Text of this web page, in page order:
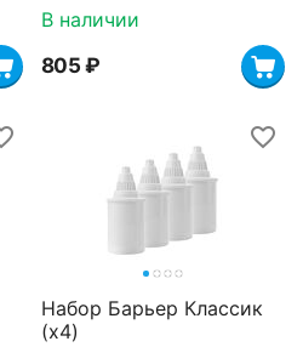
В наличии
‍805‍ ₽
Набор Барьер Классик
(х4)